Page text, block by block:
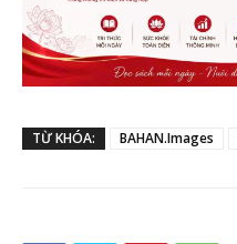
TỪ KHÓA: BAHAN.Images